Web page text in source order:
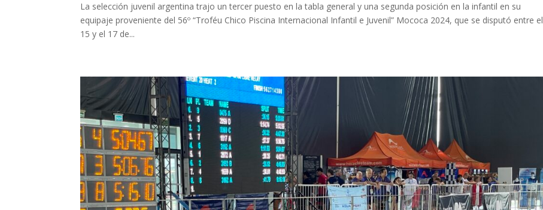
La selección juvenil argentina trajo un tercer puesto en la tabla general y una segunda posición en la infantil en su
equipaje proveniente del 56º “Troféu Chico Piscina Internacional Infantil e Juvenil” Mococa 2024, que se disputó entre el
15 y el 17 de...